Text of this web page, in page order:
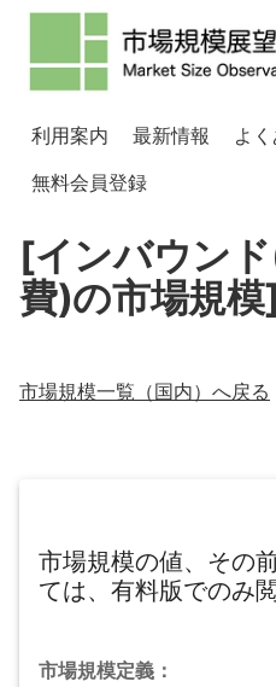
利用案内 最新情報 よ
無料会員登録
[インバウン
費)の市場規模]
市場規模一覧（国内）へ戻る
市場規模の値、その
ては、有料版でのみ
市場規模定義：